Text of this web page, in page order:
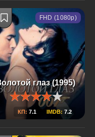
глаз (1995)
КП: 7.1 IMDB: 7.2
FHD (1080p)